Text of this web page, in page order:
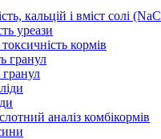
кальцій і вміст солі
уреази
кормів
гранул
гранул
аналіз комбікормів